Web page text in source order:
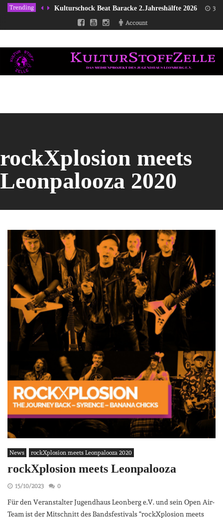
Trending Kulturschock Beat Baracke 2.Jahreshälfte 2026 31/
Account
rockXplosion meets
Leonpalooza 2020
News rockXplosion meets Leonpalooza 2020
rockXplosion meets Leonpalooza
15/10/2023 0
Für den Veranstalter Jugendhaus Leonberg e.V. und sein Open Air-
Team ist der Mitschnitt des Bandsfestivals “rockXplosion meets